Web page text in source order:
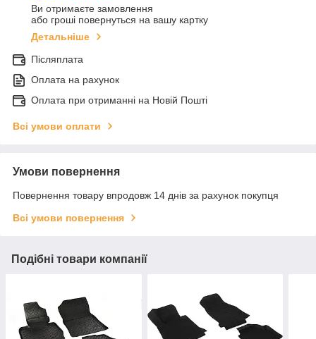
Ви отримаєте замовлення
або гроші повернуться на вашу картку
Детальніше
Післяплата
Оплата на рахунок
Оплата при отриманні на Новій Пошті
Всі умови оплати
Умови повернення
Повернення товару впродовж 14 днів за рахунок покупця
Всі умови повернення
Подібні товари компанії